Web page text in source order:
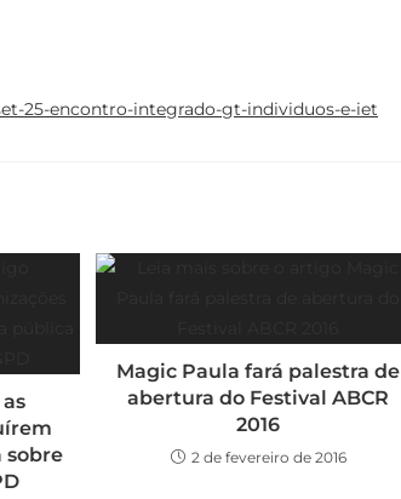
25-encontro-integrado-gt-individuos-e-iet
sobre
Magic Paula fará palestra de
abertura do Festival ABCR
2016
2 de fevereiro de 2016